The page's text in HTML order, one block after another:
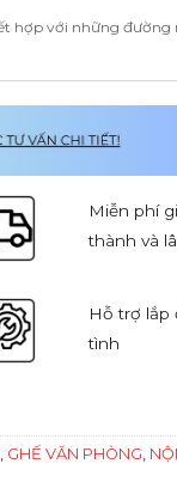
hợp với những
Miễn phí
thành và
Hỗ trợ lắp
tình
, GHẾ VĂN PHÒNG,